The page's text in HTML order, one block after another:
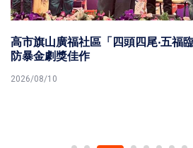
高市旗山廣福社區「四頭四尾‧五福
防暴金劇獎佳作
2026/08/10